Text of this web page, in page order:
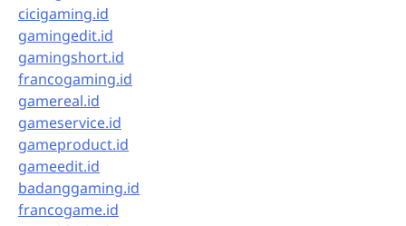
cicigaming.id
gamingedit.id
gamingshort.id
francogaming.id
gamereal.id
gameservice.id
gameproduct.id
gameedit.id
badanggaming.id
francogame.id